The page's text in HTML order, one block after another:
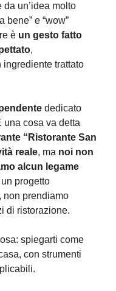
un’idea molto
bene” e “wow”
è un gesto fatto
,
ingrediente trattato
dedicato
una cosa va detta
“Ristorante San
reale, ma noi non
alcun legame
progetto
non prendiamo
di ristorazione.
spiegarti come
con strumenti